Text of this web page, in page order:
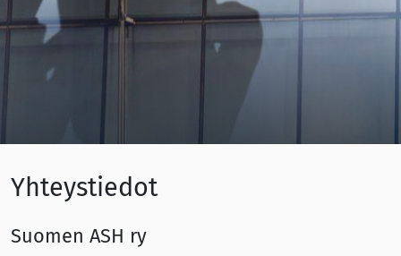
Yhteystiedot
Suomen ASH ry